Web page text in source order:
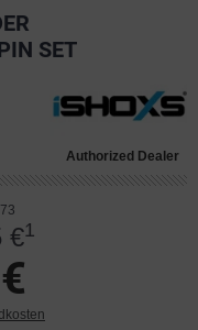
SET
Authorized Dealer
€1